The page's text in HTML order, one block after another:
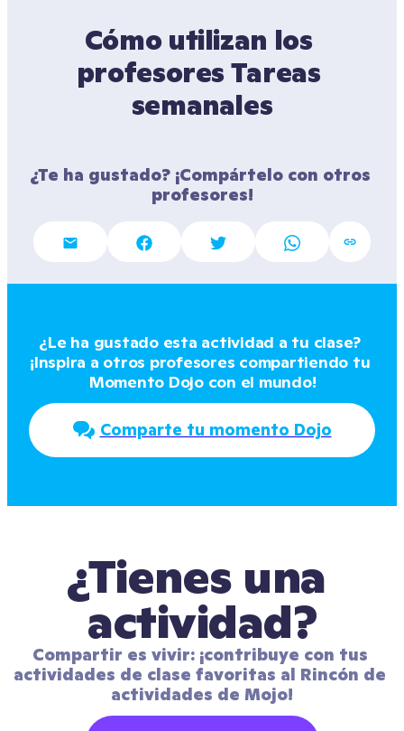
Cómo utilizan los
profesores Tareas
semanales
¿Te ha gustado? ¡Compártelo con otros
profesores!
¿Le ha gustado esta actividad a tu clase?
¡Inspira a otros profesores compartiendo tu
Momento Dojo con el mundo!
Comparte tu momento Dojo
¿Tienes una
actividad?
Compartir es vivir: ¡contribuye con tus
actividades de clase favoritas al Rincón de
actividades de Mojo!